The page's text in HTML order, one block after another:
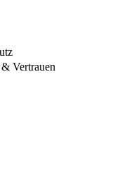
Vertrauen